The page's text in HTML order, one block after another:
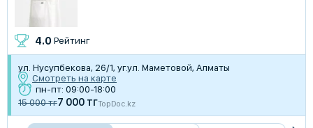
4.0 Рейтинг
ул. Нусупбекова, 26/1, уг.ул. Маметовой, Алматы
Смотреть на карте
пн-пт: 09:00-18:00
15 000 тг7 000 тгTopDoc.kz